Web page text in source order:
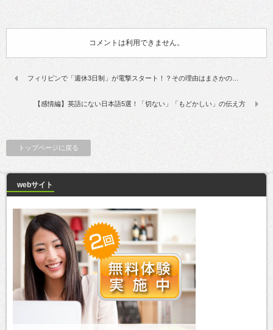
コメントは利用できません。
フィリピンで「週休3日制」が電撃スタート！？その理由はまさかの…
【感情編】英語にない日本語5選！「切ない」「もどかしい」の伝え方
トップページに戻る
webサイト